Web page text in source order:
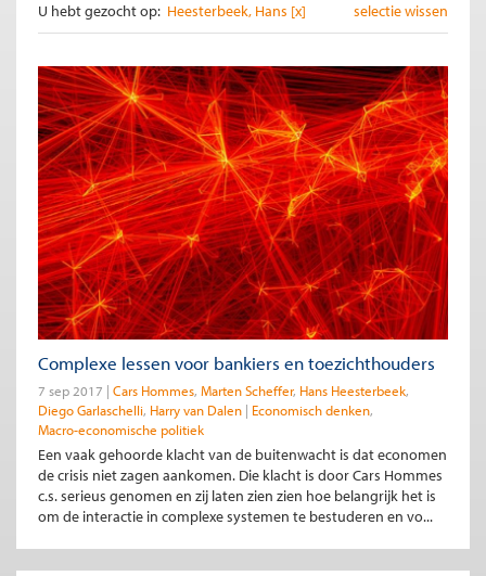
U hebt gezocht op: selectie wissen
Heesterbeek, Hans [x]
Complexe lessen voor bankiers en toezichthouders
7 sep 2017 Cars Hommes Marten Scheffer Hans Heesterbeek
Diego Garlaschelli Harry van Dalen
Economisch denken
Macro-economische politiek
Een vaak gehoorde klacht van de buitenwacht is dat economen
de crisis niet zagen aankomen. Die klacht is door Cars Hommes
c.s. serieus genomen en zij laten zien zien hoe belangrijk het is
om de interactie in complexe systemen te bestuderen en vo...